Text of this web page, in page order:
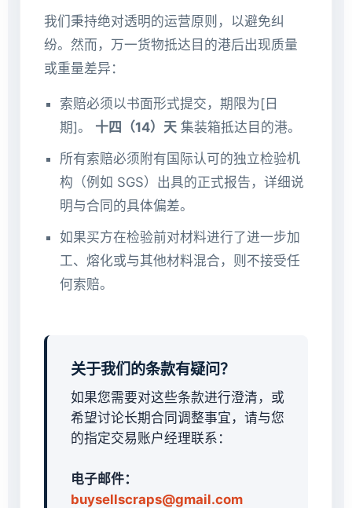
我们秉持绝对透明的运营原则，以避免纠
纷。然而，万一货物抵达目的港后出现质量
或重量差异：
索赔必须以书面形式提交，期限为[日
期]。 十四（14）天 集装箱抵达目的港。
所有索赔必须附有国际认可的独立检验机
构（例如 SGS）出具的正式报告，详细说
明与合同的具体偏差。
如果买方在检验前对材料进行了进一步加
工、熔化或与其他材料混合，则不接受任
何索赔。
关于我们的条款有疑问？
如果您需要对这些条款进行澄清，或
希望讨论长期合同调整事宜，请与您
的指定交易账户经理联系：
电子邮件：
buysellscraps@gmail.com